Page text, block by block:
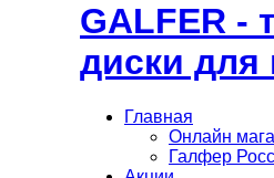
GALFER -
диски
Главная
Онлайн
Галфер